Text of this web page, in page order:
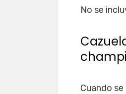
No se
Cuando